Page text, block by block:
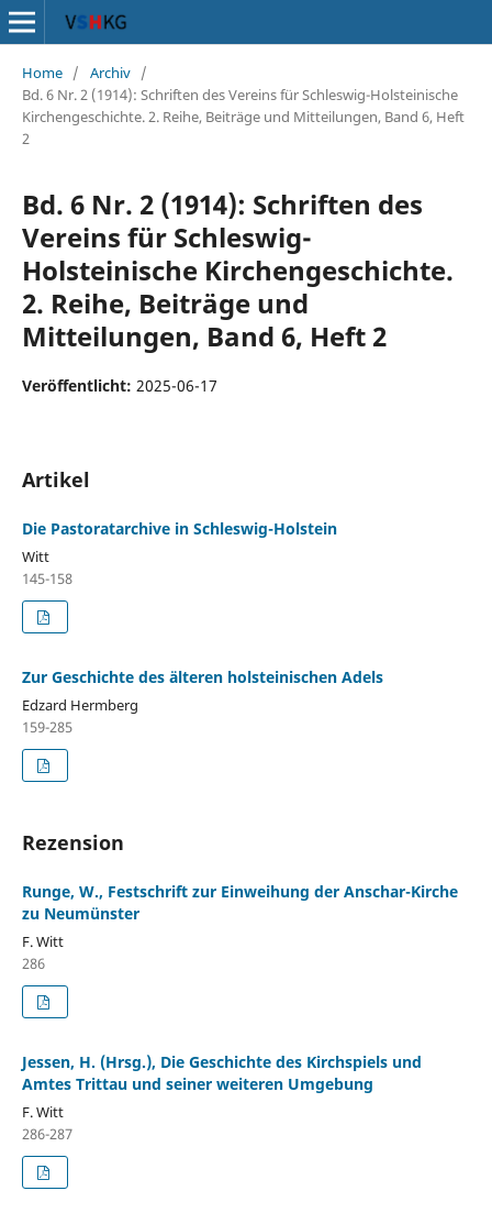
Home / Archiv /
Bd. 6 Nr. 2 (1914): Schriften des Vereins für Schleswig-Holsteinische
Kirchengeschichte. 2. Reihe, Beiträge und Mitteilungen, Band 6, Heft
2
Bd. 6 Nr. 2 (1914): Schriften des
Vereins für Schleswig-
Holsteinische Kirchengeschichte.
2. Reihe, Beiträge und
Mitteilungen, Band 6, Heft 2
Veröffentlicht: 2025-06-17
Artikel
Die Pastoratarchive in Schleswig-Holstein
Witt
145-158
Zur Geschichte des älteren holsteinischen Adels
Edzard Hermberg
159-285
Rezension
Runge, W., Festschrift zur Einweihung der Anschar-Kirche
zu Neumünster
F. Witt
286
Jessen, H. (Hrsg.), Die Geschichte des Kirchspiels und
Amtes Trittau und seiner weiteren Umgebung
F. Witt
286-287